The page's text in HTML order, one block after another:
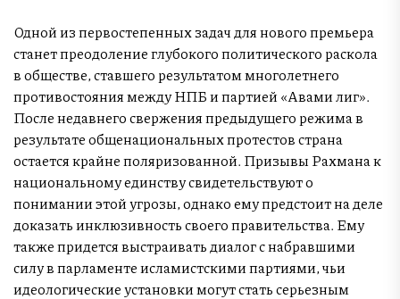
Одной из первостепенных задач для нового премьера
станет преодоление глубокого политического раскола
в обществе, ставшего результатом многолетнего
противостояния между НПБ и партией «Авами лиг».
После недавнего свержения предыдущего режима в
результате общенациональных протестов страна
остается крайне поляризованной. Призывы Рахмана к
национальному единству свидетельствуют о
понимании этой угрозы, однако ему предстоит на деле
доказать инклюзивность своего правительства. Ему
также придется выстраивать диалог с набравшими
силу в парламенте исламистскими партиями, чьи
идеологические установки могут стать серьезным